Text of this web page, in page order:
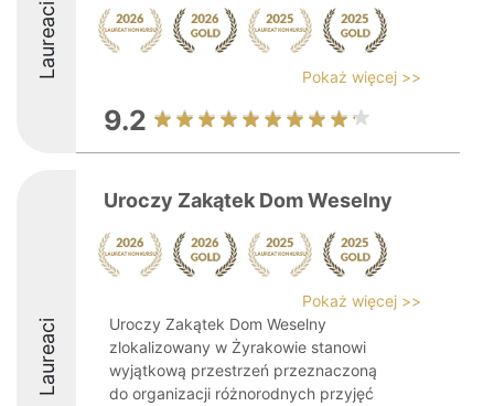
Laureaci Pokaż więcej >>
9.2
Laureaci
Uroczy Zakątek Dom Weselny
Pokaż więcej >>
Uroczy Zakątek Dom Weselny
zlokalizowany w Żyrakowie stanowi
wyjątkową przestrzeń przeznaczoną
do organizacji różnorodnych przyjęć